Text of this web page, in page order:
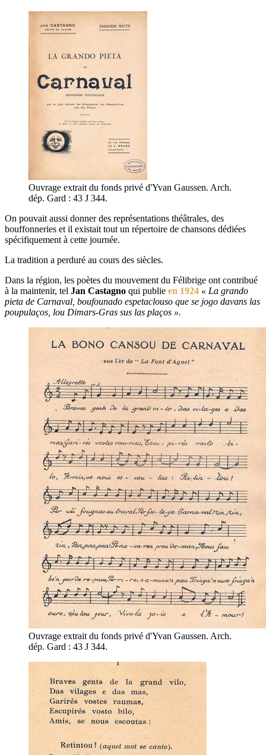
Ouvrage extrait du fonds privé d'Yvan Gaussen. Arch.
dép. Gard : 43 J 344.
On pouvait aussi donner des représentations théâtrales, des
bouffonneries et il existait tout un répertoire de chansons dédiées
spécifiquement à cette journée.
La tradition a perduré au cours des siècles.
Dans la région, les poètes du mouvement du Félibrige ont contribué
à la maintenir, tel Jan Castagno qui publie en 1924 « La grando
pieta de Carnaval, boufounado espetaclouso que se jogo davans las
poupulaços, lou Dimars-Gras sus las plaços ».
Ouvrage extrait du fonds privé d'Yvan Gaussen. Arch.
dép. Gard : 43 J 344.